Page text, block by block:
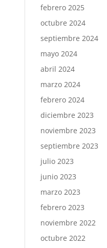
febrero 2025
octubre 2024
septiembre 2024
mayo 2024
abril 2024
marzo 2024
febrero 2024
diciembre 2023
noviembre 2023
septiembre 2023
julio 2023
junio 2023
marzo 2023
febrero 2023
noviembre 2022
octubre 2022